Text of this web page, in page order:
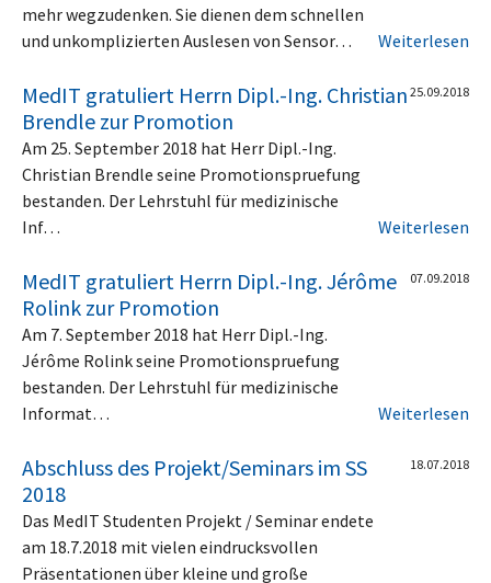
mehr wegzudenken. Sie dienen dem schnellen
und unkomplizierten Auslesen von Sensor…
Weiterlesen
MedIT gratuliert Herrn Dipl.-Ing. Christian
Brendle zur Promotion
25.09.2018
Am 25. September 2018 hat Herr Dipl.-Ing.
Christian Brendle seine Promotionspruefung
bestanden. Der Lehrstuhl für medizinische
Inf…
Weiterlesen
MedIT gratuliert Herrn Dipl.-Ing. Jérôme
Rolink zur Promotion
07.09.2018
Am 7. September 2018 hat Herr Dipl.-Ing.
Jérôme Rolink seine Promotionspruefung
bestanden. Der Lehrstuhl für medizinische
Informat…
Weiterlesen
Abschluss des Projekt/Seminars im SS
2018
18.07.2018
Das MedIT Studenten Projekt / Seminar endete
am 18.7.2018 mit vielen eindrucksvollen
Präsentationen über kleine und große